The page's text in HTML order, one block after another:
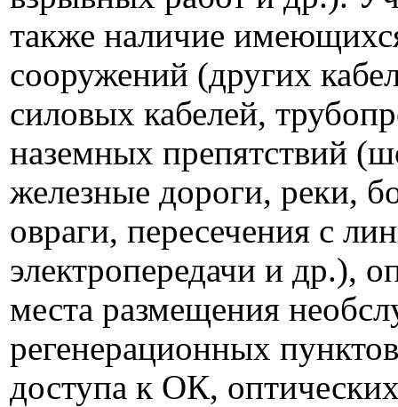
также наличие
сооружений (других
силовых кабелей,
наземных препятствий
железные дороги, реки,
овраги, пересечения с
электропередачи и др.),
места размещения
регенерационных
доступа к ОК,